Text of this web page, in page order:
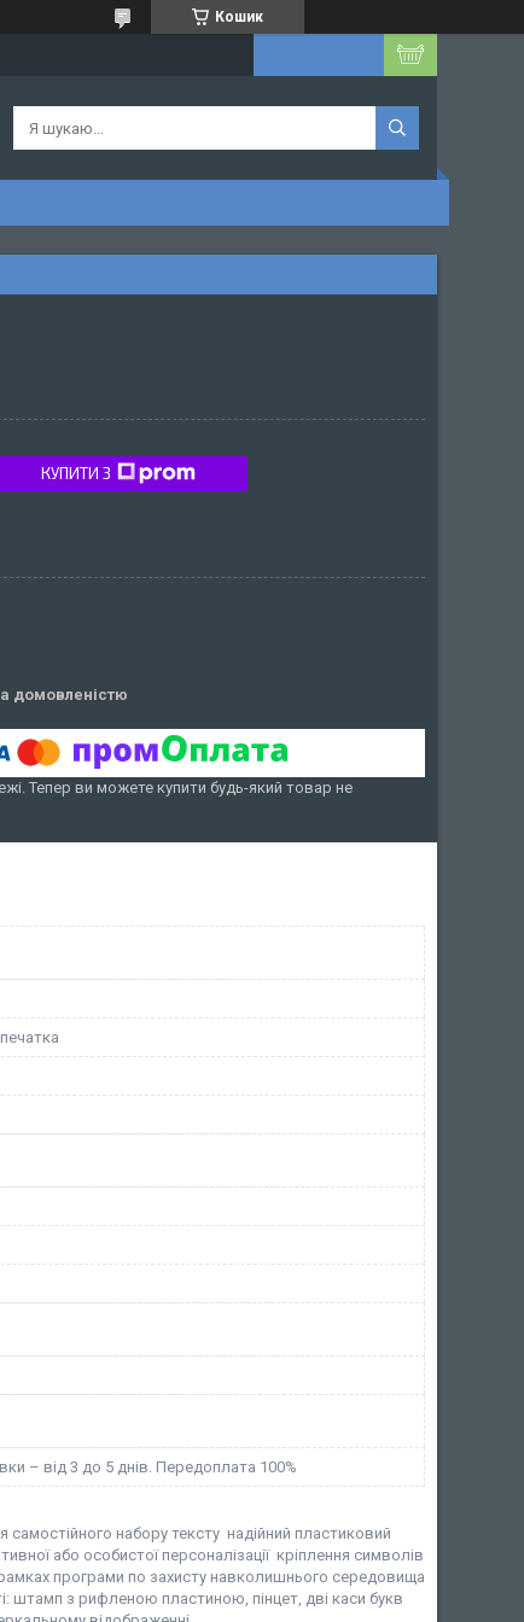
Кошик
КУПИТИ З
домовленістю
Тепер ви можете купити будь-який товар не
– від 3 до 5 днів. Передоплата 100%
набору тексту надійний пластиковий
або особистої персоналізації кріплення символів
програми по захисту навколишнього середовища
штамп з рифленою пластиною, пінцет, дві каси букв